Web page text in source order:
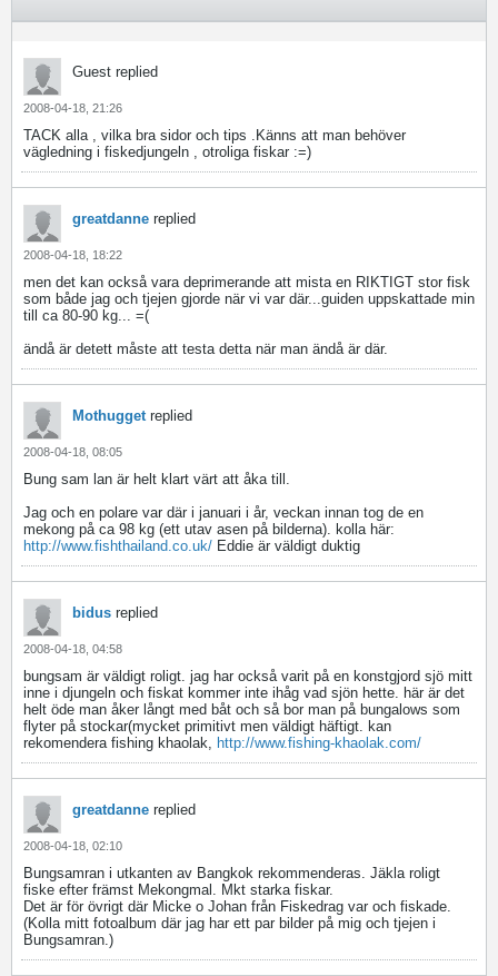
Guest replied
2008-04-18, 21:26
TACK alla , vilka bra sidor och tips .Känns att man behöver
vägledning i fiskedjungeln , otroliga fiskar :=)
greatdanne replied
2008-04-18, 18:22
men det kan också vara deprimerande att mista en RIKTIGT stor fisk
som både jag och tjejen gjorde när vi var där...guiden uppskattade min
till ca 80-90 kg... =(
ändå är detett måste att testa detta när man ändå är där.
Mothuggetreplied
2008-04-18, 08:05
Bung sam lan är helt klart värt att åka till.
Jag och en polare var där i januari i år, veckan innan tog de en
mekong på ca 98 kg (ett utav asen på bilderna). kolla här:
http://www.fishthailand.co.uk/ Eddie är väldigt duktig
bidus replied
2008-04-18, 04:58
bungsam är väldigt roligt. jag har också varit på en konstgjord sjö mitt
inne i djungeln och fiskat kommer inte ihåg vad sjön hette. här är det
helt öde man åker långt med båt och så bor man på bungalows som
flyter på stockar(mycket primitivt men väldigt häftigt. kan
rekomendera fishing khaolak, http://www.fishing-khaolak.com/
greatdanne replied
2008-04-18, 02:10
Bungsamran i utkanten av Bangkok rekommenderas. Jäkla roligt
fiske efter främst Mekongmal. Mkt starka fiskar.
Det är för övrigt där Micke o Johan från Fiskedrag var och fiskade.
(Kolla mitt fotoalbum där jag har ett par bilder på mig och tjejen i
Bungsamran.)